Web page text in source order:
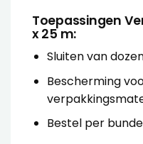
Toepassingen
x 25 m:
Sluiten van
Bescherming
Bestel per